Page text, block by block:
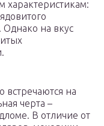
на вкус
на
черта –
В отличие от